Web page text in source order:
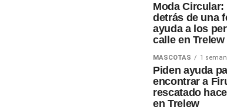
Moda
detrás de una
ayuda a los
calle en Trelew
MASCOTAS 1
Piden ayuda
encontrar a
rescatado
en Trelew